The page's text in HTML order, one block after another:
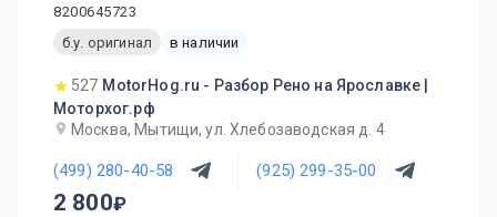
8200645723
б.у. оригинал
в наличии
527 MotorHog.ru - Разбор Рено на Ярославке |
Моторхог.рф
Москва, Мытищи, ул. Хлебозаводская д. 4
(499) 280-40-58 (925) 299-35-00
2 800